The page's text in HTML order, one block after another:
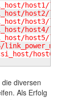
host1/
host2/
host3/
host4/
host5/
host6/
diversen
Als Erfolg